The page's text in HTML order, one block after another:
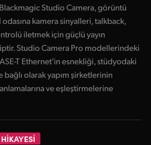
Blackmagic Studio Camera, görüntü
kamera sinyalleri, talkback,
iletmek için güçlü yayın
Studio Camera Pro modellerindeki
T Ethernet'in esnekliği, stüdyodaki
olarak yapım şirketlerinin
ve eşleştirmelerine